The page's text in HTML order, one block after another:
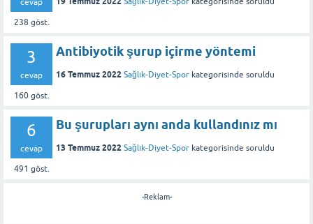
cevap
238 göst.
3
cevap
160göst.
Antibiyotik şurup içirme yöntemi
16 Temmuz 2022 Sağlık-Diyet-Spor kategorisinde soruldu
6
cevap
491 göst.
Bu şurupları aynı anda kullandınız mı
13 Temmuz 2022 Sağlık-Diyet-Spor kategorisinde soruldu
-Reklam-